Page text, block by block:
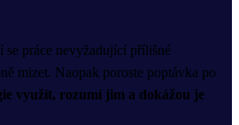
práce nevyžadující přílišné
mizet. Naopak poroste poptávka po
využít, rozumí jim a dokážou je